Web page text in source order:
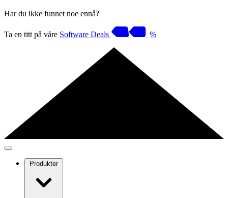
Har du ikke funnet noe ennå?
Ta en titt på våre Software Deals %
Produkter